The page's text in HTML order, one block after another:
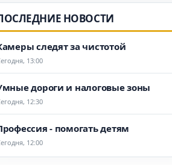
НОВОСТИ
следят за чистотой
13:00
дороги и налоговые зоны
12:30
- помогать детям
12:00